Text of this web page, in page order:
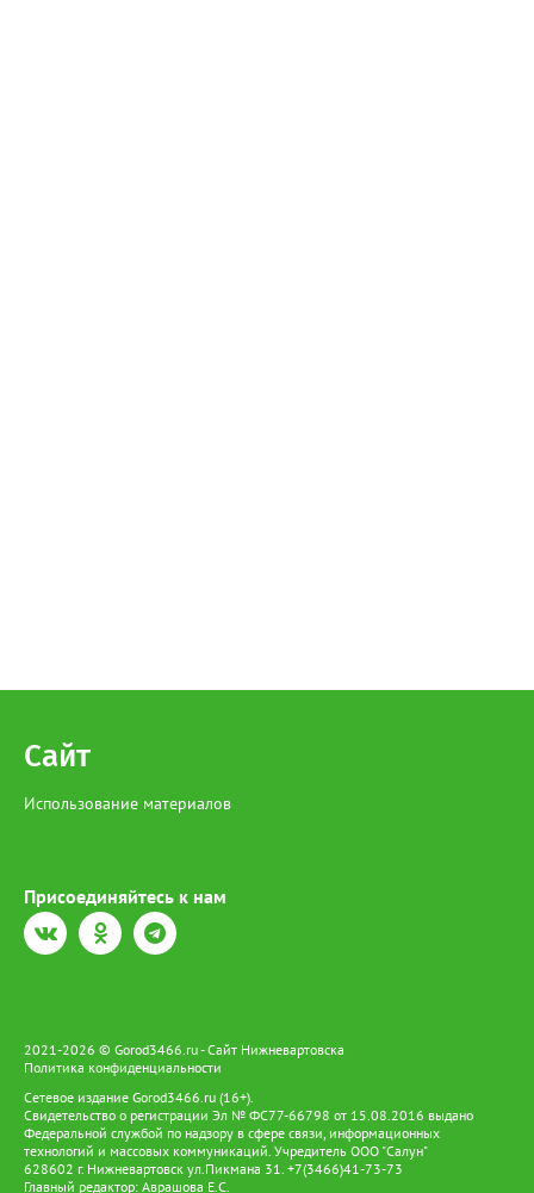
Сайт
Использование материалов
Присоединяйтесь к нам
2021-2026 © Gorod3466.ru - Сайт Нижневартовска
Политика конфиденциальности
Сетевое издание Gorod3466.ru (16+).
Свидетельство о регистрации Эл № ФС77-66798 от 15.08.2016 выдано
Федеральной службой по надзору в сфере связи, информационных
технологий и массовых коммуникаций. Учредитель ООО "Салун"
628602 г. Нижневартовск ул.Пикмана 31. +7(3466)41-73-73
Главный редактор: Аврашова Е.С.